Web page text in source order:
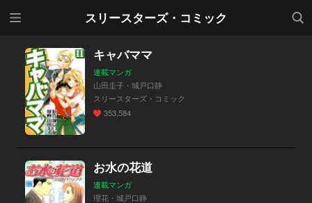
スリースターズ・コミック
検索
キャバママ
連載マンガ
山田圭子・城戸口静
スリースターズ・コミック
353,584
お水の花道
連載マンガ
理花・城戸口静